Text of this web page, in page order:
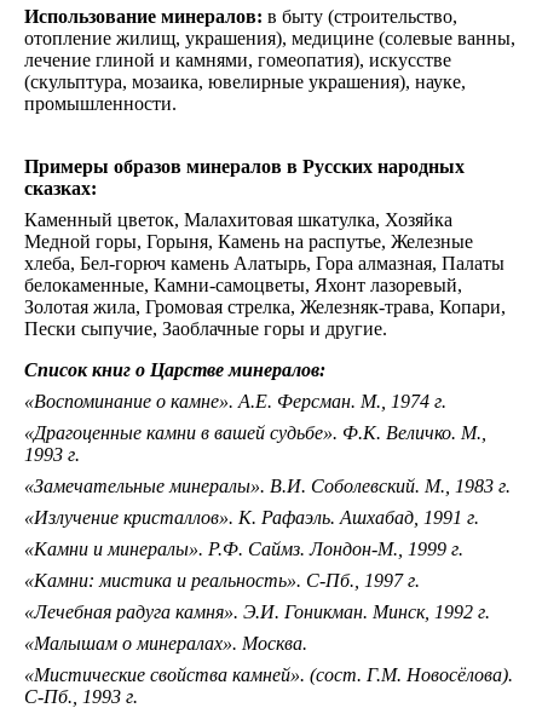
Использование минералов: в быту (строительство,
отопление жилищ, украшения), медицине (солевые ванны,
лечение глиной и камнями, гомеопатия), искусстве
(скульптура, мозаика, ювелирные украшения), науке,
промышленности.
Примеры образов минералов в Русских народных
сказках:
Каменный цветок, Малахитовая шкатулка, Хозяйка
Медной горы, Горыня, Камень на распутье, Железные
хлеба, Бел-горюч камень Алатырь, Гора алмазная, Палаты
белокаменные, Камни-самоцветы, Яхонт лазоревый,
Золотая жила, Громовая стрелка, Железняк-трава, Копари,
Пески сыпучие, Заоблачные горы и другие.
Список книг о Царстве минералов:
«Воспоминание о камне». А.Е. Ферсман. М., 1974 г.
«Драгоценные камни в вашей судьбе». Ф.К. Величко. М.,
1993 г.
«Замечательные минералы». В.И. Соболевский. М., 1983 г.
«Излучение кристаллов». К. Рафаэль. Ашхабад, 1991 г.
«Камни и минералы». Р.Ф. Саймз. Лондон-М., 1999 г.
«Камни: мистика и реальность». С-Пб., 1997 г.
«Лечебная радуга камня». Э.И. Гоникман. Минск, 1992 г.
«Малышам о минералах». Москва.
«Мистические свойства камней». (сост. Г.М. Новосёлова).
С-Пб., 1993 г.